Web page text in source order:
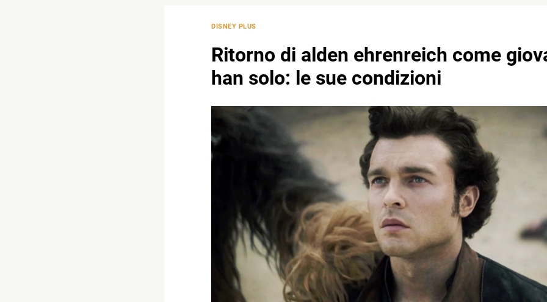
DISNEY PLUS
Ritorno di alden ehrenreich come
han solo: le sue condizioni